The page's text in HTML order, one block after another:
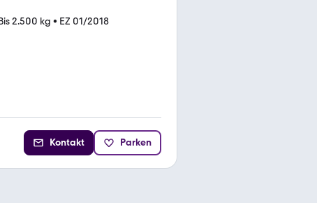
2.500 kg • EZ 01/2018
Kontakt Parken